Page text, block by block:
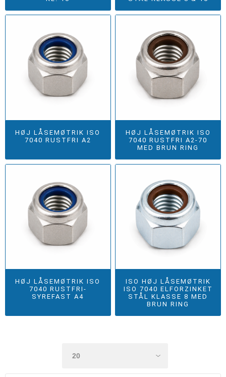
HØJ LÅSEMØTRIK ISO
7040 RUSTFRI A2
HØJ LÅSEMØTRIK ISO
7040 RUSTFRI A2-70
MED BRUN RING
HØJ LÅSEMØTRIK ISO
7040 RUSTFRI-
SYREFAST A4
ISO HØJ LÅSEMØTRIK
ISO 7040 ELFORZINKET
STÅL KLASSE 8 MED
BRUN RING